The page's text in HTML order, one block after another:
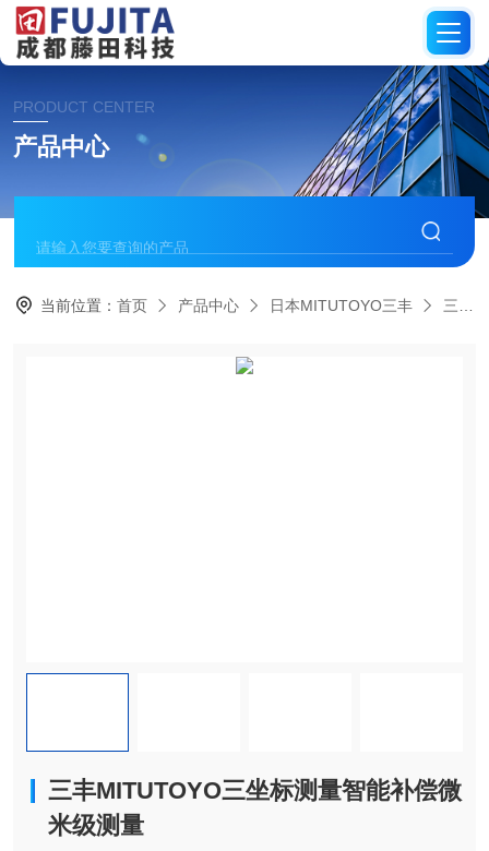
PRODUCT CENTER
产品中心
当前位置：首页 产品中心 日本MITUTOYO三丰 三坐标测量仪
三丰MITUTOYO三坐标测量智能补偿微
米级测量